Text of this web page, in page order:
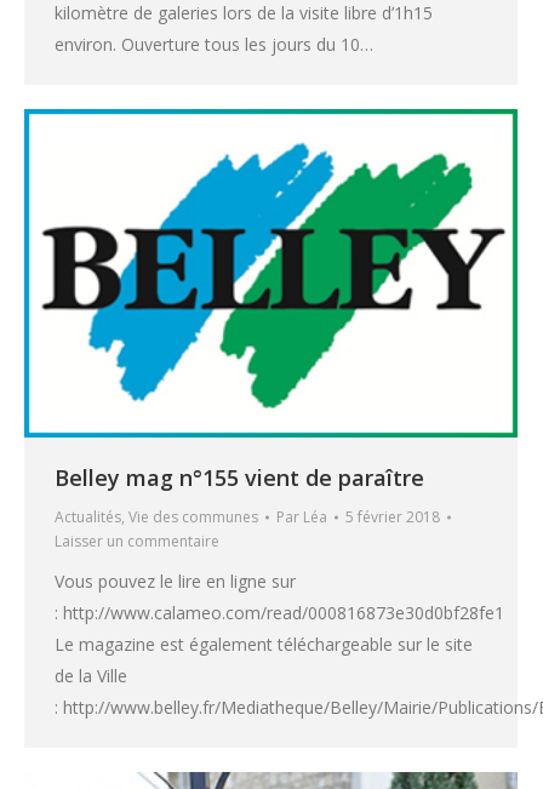
kilomètre de galeries lors de la visite libre d’1h15
environ. Ouverture tous les jours du 10…
Belley mag n°155 vient de paraître
Actualités, Vie des communes Par Léa
5 février 2018
Laisser un commentaire
Vous pouvez le lire en ligne sur
: http://www.calameo.com/read/000816873e30d0bf28fe1
Le magazine est également téléchargeable sur le site
de la Ville
: http://www.belley.fr/Mediatheque/Belley/Mairie/Publications/